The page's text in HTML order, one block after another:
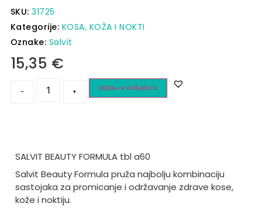
SKU:31725
Kategorije: KOSA, KOŽA I NOKTI
Oznake: Salvit
15,35 €
- + DODAJ U KOŠARICU
SALVIT BEAUTY FORMULA tbl a60
Salvit Beauty Formula pruža najbolju kombinaciju
sastojaka za promicanje i održavanje zdrave kose,
kože i noktiju.